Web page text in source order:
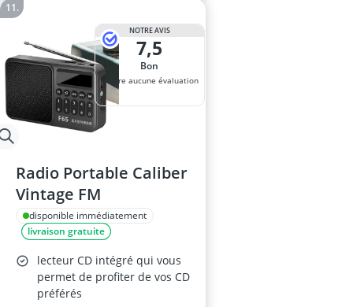
NOTRE AVIS
7,5
Bon
Encore aucune évaluation
Radio Portable Caliber
Vintage FM
disponible immédiatement
livraison gratuite
lecteur CD intégré qui vous
permet de profiter de vos CD
préférés